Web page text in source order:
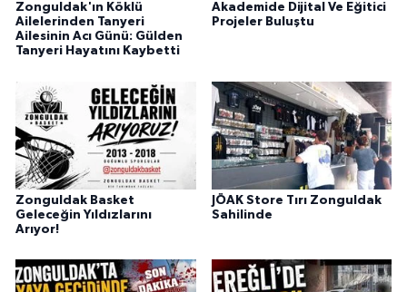
Zonguldak'ın Köklü
Ailelerinden Tanyeri
Ailesinin Acı Günü: Gülden
Tanyeri Hayatını Kaybetti
Akademide Dijital Ve Eğitici
Projeler Buluştu
Zonguldak Basket
Geleceğin Yıldızlarını
Arıyor!
JÖAK Store Tırı Zonguldak
Sahilinde